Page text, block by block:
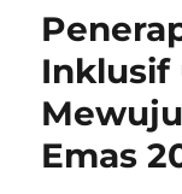
Emas